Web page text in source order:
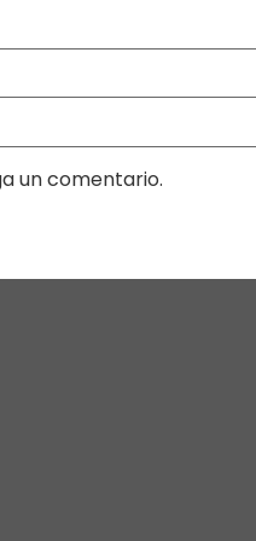
un comentario.